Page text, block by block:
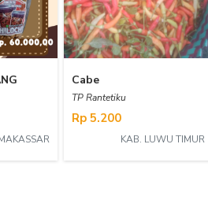
Cabe
TP Rantetiku
Rp 5.200
KAB. LUWU TIMUR